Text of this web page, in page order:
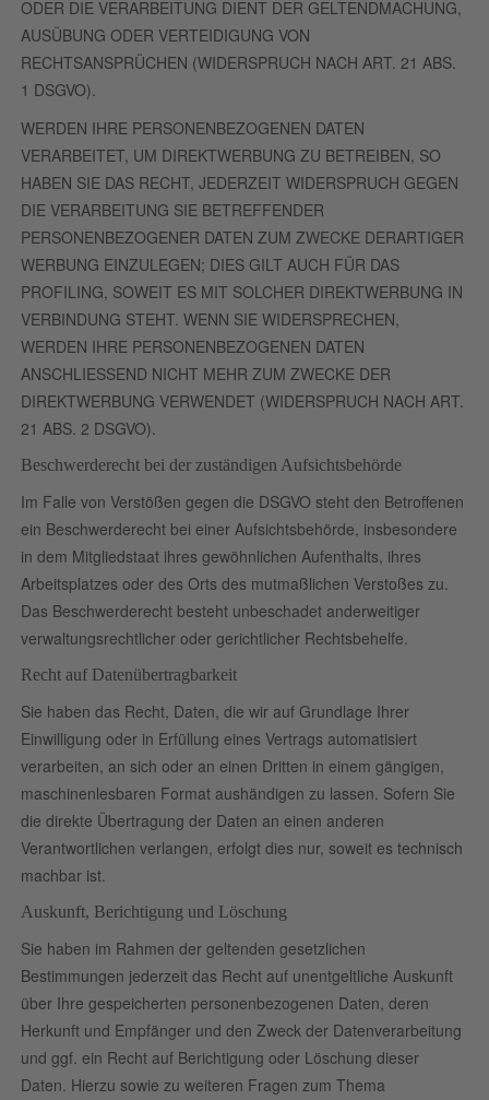
ODER DIE VERARBEITUNG DIENT DER GELTENDMACHUNG,
AUSÜBUNG ODER VERTEIDIGUNG VON
RECHTSANSPRÜCHEN (WIDERSPRUCH NACH ART. 21 ABS.
1 DSGVO).
WERDEN IHRE PERSONENBEZOGENEN DATEN
VERARBEITET, UM DIREKTWERBUNG ZU BETREIBEN, SO
HABEN SIE DAS RECHT, JEDERZEIT WIDERSPRUCH GEGEN
DIE VERARBEITUNG SIE BETREFFENDER
PERSONENBEZOGENER DATEN ZUM ZWECKE DERARTIGER
WERBUNG EINZULEGEN; DIES GILT AUCH FÜR DAS
PROFILING, SOWEIT ES MIT SOLCHER DIREKTWERBUNG IN
VERBINDUNG STEHT. WENN SIE WIDERSPRECHEN,
WERDEN IHRE PERSONENBEZOGENEN DATEN
ANSCHLIESSEND NICHT MEHR ZUM ZWECKE DER
DIREKTWERBUNG VERWENDET (WIDERSPRUCH NACH ART.
21 ABS. 2 DSGVO).
Beschwerde­recht bei der zuständigen Aufsichts­behörde
Im Falle von Verstößen gegen die DSGVO steht den Betroffenen
ein Beschwerderecht bei einer Aufsichtsbehörde, insbesondere
in dem Mitgliedstaat ihres gewöhnlichen Aufenthalts, ihres
Arbeitsplatzes oder des Orts des mutmaßlichen Verstoßes zu.
Das Beschwerderecht besteht unbeschadet anderweitiger
verwaltungsrechtlicher oder gerichtlicher Rechtsbehelfe.
Recht auf Daten­übertrag­barkeit
Sie haben das Recht, Daten, die wir auf Grundlage Ihrer
Einwilligung oder in Erfüllung eines Vertrags automatisiert
verarbeiten, an sich oder an einen Dritten in einem gängigen,
maschinenlesbaren Format aushändigen zu lassen. Sofern Sie
die direkte Übertragung der Daten an einen anderen
Verantwortlichen verlangen, erfolgt dies nur, soweit es technisch
machbar ist.
Auskunft, Berichtigung und Löschung
Sie haben im Rahmen der geltenden gesetzlichen
Bestimmungen jederzeit das Recht auf unentgeltliche Auskunft
über Ihre gespeicherten personenbezogenen Daten, deren
Herkunft und Empfänger und den Zweck der Datenverarbeitung
und ggf. ein Recht auf Berichtigung oder Löschung dieser
Daten. Hierzu sowie zu weiteren Fragen zum Thema